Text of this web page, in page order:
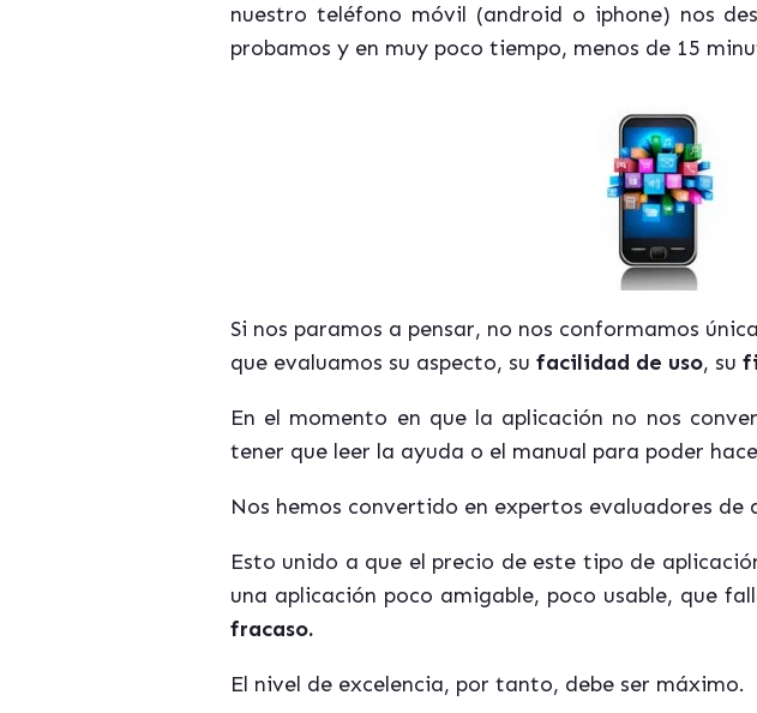
nuestro teléfono móvil (android o iphone) nos
probamos y en muy poco tiempo, menos de 15
Si nos paramos a pensar, no nos conformamos
que evaluamos su aspecto, su facilidad de uso, su
En el momento en que la aplicación no nos
tener que leer la ayuda o el manual para poder
Nos hemos convertido en expertos evaluadores de
Esto unido a que el precio de este tipo de
una aplicación poco amigable, poco usable, que
fracaso.
El nivel de excelencia, por tanto, debe ser máximo.